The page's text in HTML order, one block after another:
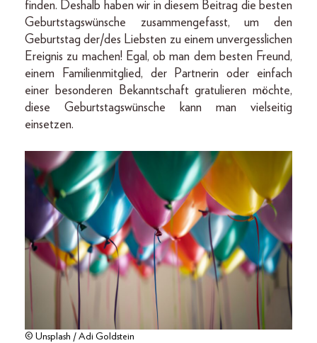
finden. Deshalb haben wir in diesem Beitrag die besten
Geburtstagswünsche zusammengefasst, um den
Geburtstag der/des Liebsten zu einem unvergesslichen
Ereignis zu machen! Egal, ob man dem besten Freund,
einem Familienmitglied, der Partnerin oder einfach
einer besonderen Bekanntschaft gratulieren möchte,
diese Geburtstagswünsche kann man vielseitig
einsetzen.
© Unsplash / Adi Goldstein